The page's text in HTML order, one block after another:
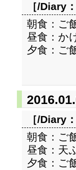
［/Diary：
朝食：ご
昼食：か
夕食：ご
［/Diary：
朝食：ご
昼食：天
夕食：ご